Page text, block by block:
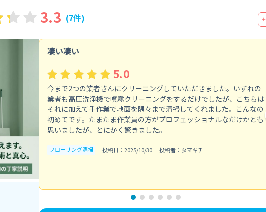
3.3 (7件) ＋
凄い凄い
5.0
今まで2つの業者さんにクリーニングしていただきました。いずれの
業者も高圧洗浄機で噴霧クリーニングをするだけでしたが、こちらは
それに加えて手作業で地面を隅々まで清掃してくれました。こんなの
初めてです。たまたま作業員の方がプロフェッショナルなだけかとも
思いましたが、とにかく驚きました。
フローリング清掃 投稿日：2025/10/30 投稿者：タマキチ